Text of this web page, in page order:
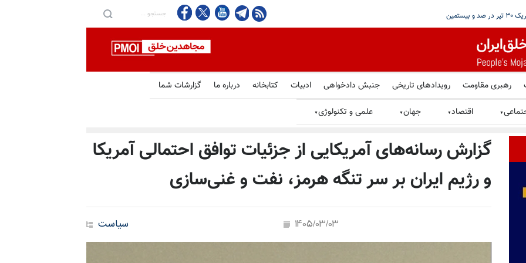
رهبری مقاومت رویدادهای تاریخی جنبش دادخواهی ادبیات کتابخانه درباره ما گزارشات شما
▼ اقتصاد▼ جهان▼ علمی و تکنولوژی▼
گزارش رسانه‌های آمریکایی از جزئیات توافق احتمالی آمریکا
و رژیم ایران بر سر تنگه هرمز، نفت و غنی‌سازی
سیاست 1405/03/03